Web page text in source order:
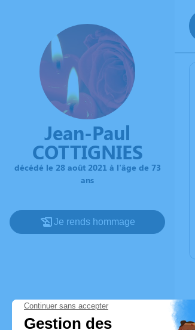
Jean-Paul
COTTIGNIES
décédé le 28 août 2021 à l'âge de 73
ans
Je rends hommage